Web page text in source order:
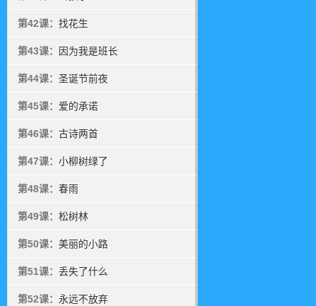
第42课： 找花生
第43课： 因为我是班长
第44课： 圣诞节前夜
第45课： 爱的承诺
第46课： 古诗两首
第47课： 小柳树绿了
第48课： 春雨
第49课： 松树林
第50课： 美丽的小路
第51课： 丢失了什么
第52课： 永远不放弃